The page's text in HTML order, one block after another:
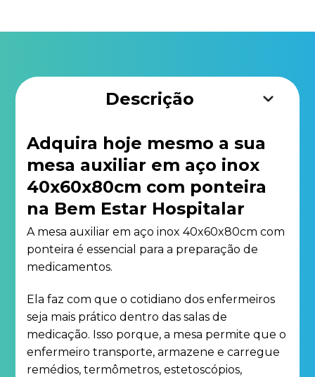
Descrição
Adquira hoje mesmo a sua
mesa auxiliar em aço inox
40x60x80cm com ponteira
na Bem Estar Hospitalar
A mesa auxiliar em aço inox 40x60x80cm com
ponteira é essencial para a preparação de
medicamentos.
Ela faz com que o cotidiano dos enfermeiros
seja mais prático dentro das salas de
medicação. Isso porque, a mesa permite que o
enfermeiro transporte, armazene e carregue
remédios, termômetros, estetoscópios,